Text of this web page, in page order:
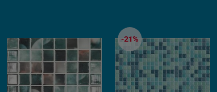
fagyálló wellness
medence üvegmozaik
-21%